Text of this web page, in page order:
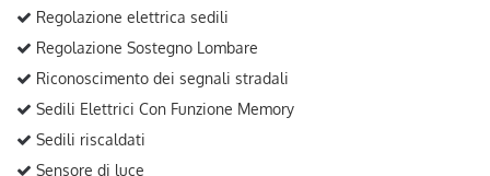
Regolazione elettrica sedili
Regolazione Sostegno Lombare
Riconoscimento dei segnali stradali
Sedili Elettrici Con Funzione Memory
Sedili riscaldati
Sensore di luce